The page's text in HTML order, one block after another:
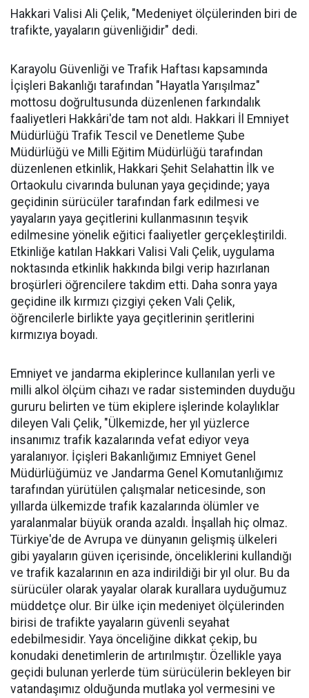
Hakkari Valisi Ali Çelik, "Medeniyet ölçülerinden biri de
trafikte, yayaların güvenliğidir" dedi.
Karayolu Güvenliği ve Trafik Haftası kapsamında
İçişleri Bakanlığı tarafından "Hayatla Yarışılmaz"
mottosu doğrultusunda düzenlenen farkındalık
faaliyetleri Hakkâri'de tam not aldı. Hakkari İl Emniyet
Müdürlüğü Trafik Tescil ve Denetleme Şube
Müdürlüğü ve Milli Eğitim Müdürlüğü tarafından
düzenlenen etkinlik, Hakkari Şehit Selahattin İlk ve
Ortaokulu civarında bulunan yaya geçidinde; yaya
geçidinin sürücüler tarafından fark edilmesi ve
yayaların yaya geçitlerini kullanmasının teşvik
edilmesine yönelik eğitici faaliyetler gerçekleştirildi.
Etkinliğe katılan Hakkari Valisi Vali Çelik, uygulama
noktasında etkinlik hakkında bilgi verip hazırlanan
broşürleri öğrencilere takdim etti. Daha sonra yaya
geçidine ilk kırmızı çizgiyi çeken Vali Çelik,
öğrencilerle birlikte yaya geçitlerinin şeritlerini
kırmızıya boyadı.
Emniyet ve jandarma ekiplerince kullanılan yerli ve
milli alkol ölçüm cihazı ve radar sisteminden duyduğu
gururu belirten ve tüm ekiplere işlerinde kolaylıklar
dileyen Vali Çelik, "Ülkemizde, her yıl yüzlerce
insanımız trafik kazalarında vefat ediyor veya
yaralanıyor. İçişleri Bakanlığımız Emniyet Genel
Müdürlüğümüz ve Jandarma Genel Komutanlığımız
tarafından yürütülen çalışmalar neticesinde, son
yıllarda ülkemizde trafik kazalarında ölümler ve
yaralanmalar büyük oranda azaldı. İnşallah hiç olmaz.
Türkiye'de de Avrupa ve dünyanın gelişmiş ülkeleri
gibi yayaların güven içerisinde, önceliklerini kullandığı
ve trafik kazalarının en aza indirildiği bir yıl olur. Bu da
sürücüler olarak yayalar olarak kurallara uyduğumuz
müddetçe olur. Bir ülke için medeniyet ölçülerinden
birisi de trafikte yayaların güvenli seyahat
edebilmesidir. Yaya önceliğine dikkat çekip, bu
konudaki denetimlerin de artırılmıştır. Özellikle yaya
geçidi bulunan yerlerde tüm sürücülerin bekleyen bir
vatandaşımız olduğunda mutlaka yol vermesini ve